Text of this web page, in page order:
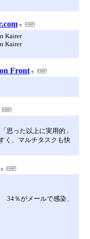
Kairer
Kairer
Front
思った以上に実用的」
く、マルチタスクも快
34％がメールで感染、